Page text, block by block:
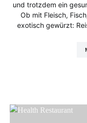
und trotzdem ein
Ob mit Fleisch,
exotisch gewürzt: